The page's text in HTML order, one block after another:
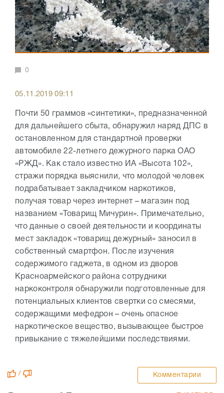
0
05.11.2019 09:11
Почти 50 граммов «синтетики», предназначенной
для дальнейшего сбыта, обнаружил наряд ДПС в
остановленном для стандартной проверки
автомобиле 22-летнего дежурного парка ОАО
«РЖД». Как стало известно ИА «Высота 102»,
стражи порядка выяснили, что молодой человек
подрабатывает закладчиком наркотиков,
получая товар через интернет – магазин под
названием «Товарищ Мичурин». Примечательно,
что данные о своей деятельности и координаты
мест закладок «товарищ дежурный» заносил в
собственный смартфон. После изучения
содержимого гаджета, в одном из дворов
Красноармейского района сотрудники
наркоконтроля обнаружили подготовленные для
потенциальных клиентов свертки со смесями,
содержащими мефедрон – очень опасное
наркотическое вещество, вызывающее быстрое
привыкание с тяжелейшими последствиями.
/ Комментарии